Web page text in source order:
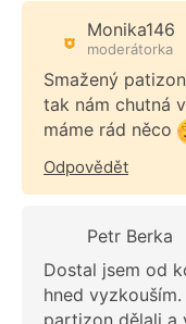
Monika146
moderátorka
Smažený
tak nám chutná
máme rád něco
Odpovědět
Petr Berka
Dostal jsem od
hned